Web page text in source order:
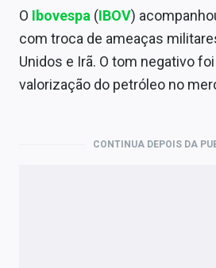
Renda Fixa
Finanças Pessoais
Mercados
O Ibovespa (IBOV)
com troca de ameaças
Unidos e Irã. O tom negativo
valorização do petróleo no
CONTINUA DEPOIS DA